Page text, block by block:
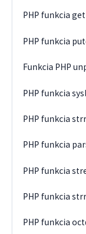
PHP funkcia
PHP funkcia
Funkcia PHP
PHP funkcia
PHP funkcia
PHP funkcia
PHP funkcia
PHP funkcia
PHP funkcia